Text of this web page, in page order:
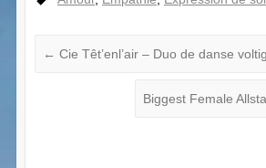
← Cie Têt’enl’air – Duo de danse
Biggest Female